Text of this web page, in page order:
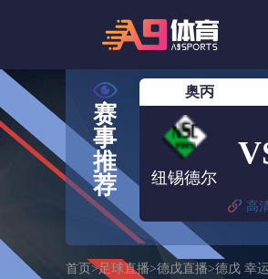
赛
事
推
荐
奥丙
纽锡德尔
高
首页 >足球直播>德戊直播>德戊 幸